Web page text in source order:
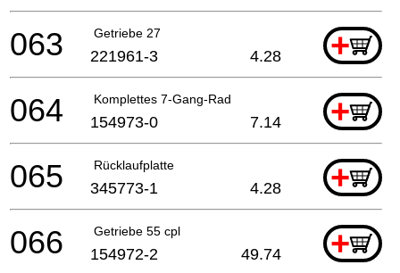
Getriebe 27 +
063 221961-3 4.28
Komplettes 7-Gang-Rad +
064 154973-0 7.14
Rücklaufplatte +
065 345773-1 4.28
Getriebe 55 cpl +
066 154972-2 49.74